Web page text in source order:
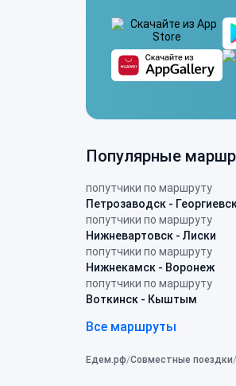
Популярные
попутчики по маршруту
Петрозаводск -
попутчики по маршруту
Нижневартовск - Лиски
попутчики по маршруту
Нижнекамск - Воронеж
попутчики по маршруту
Воткинск - Кыштым
Все маршруты
Едем.рф Совместные поездки